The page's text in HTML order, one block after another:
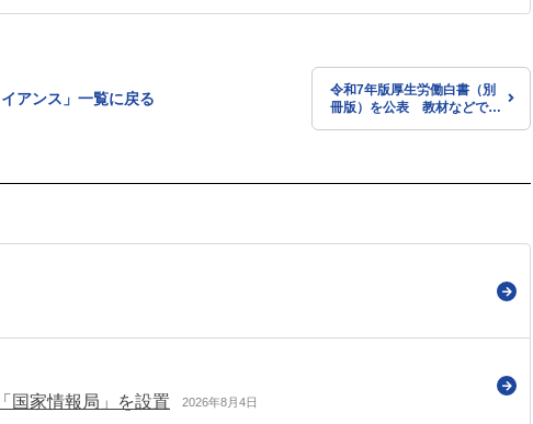
イアンス」一覧に戻る
令和7年版厚生労働白書（別
冊版）を公表 教材などでご
国家情報局」を設置 2026年8月4日